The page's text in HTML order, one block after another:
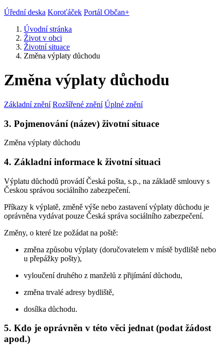
Úřední deska Koroťáček Portál Občan+
Úvodní stránka
Život v obci
Životní situace
Změna výplaty důchodu
Změna výplaty důchodu
Základní znění Rozšířené znění Úplné znění
3. Pojmenování (název) životní situace
Změna výplaty důchodu
4. Základní informace k životní situaci
Výplatu důchodů provádí Česká pošta, s.p., na základě smlouvy s
Českou správou sociálního zabezpečení.
Příkazy k výplatě, změně výše nebo zastavení výplaty důchodu je
oprávněna vydávat pouze Česká správa sociálního zabezpečení.
Změny, o které lze požádat na poště:
změna způsobu výplaty (doručovatelem v místě bydliště nebo
u přepážky pošty),
vyloučení druhého z manželů z přijímání důchodu,
změna trvalé adresy bydliště,
dosílka důchodu.
5. Kdo je oprávněn v této věci jednat (podat žádost
apod.)